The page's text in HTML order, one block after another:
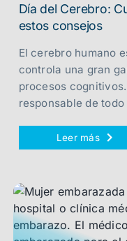
Día del Cerebro:
estos consejos
El cerebro humano
controla una gran
procesos
responsable de
Leer más